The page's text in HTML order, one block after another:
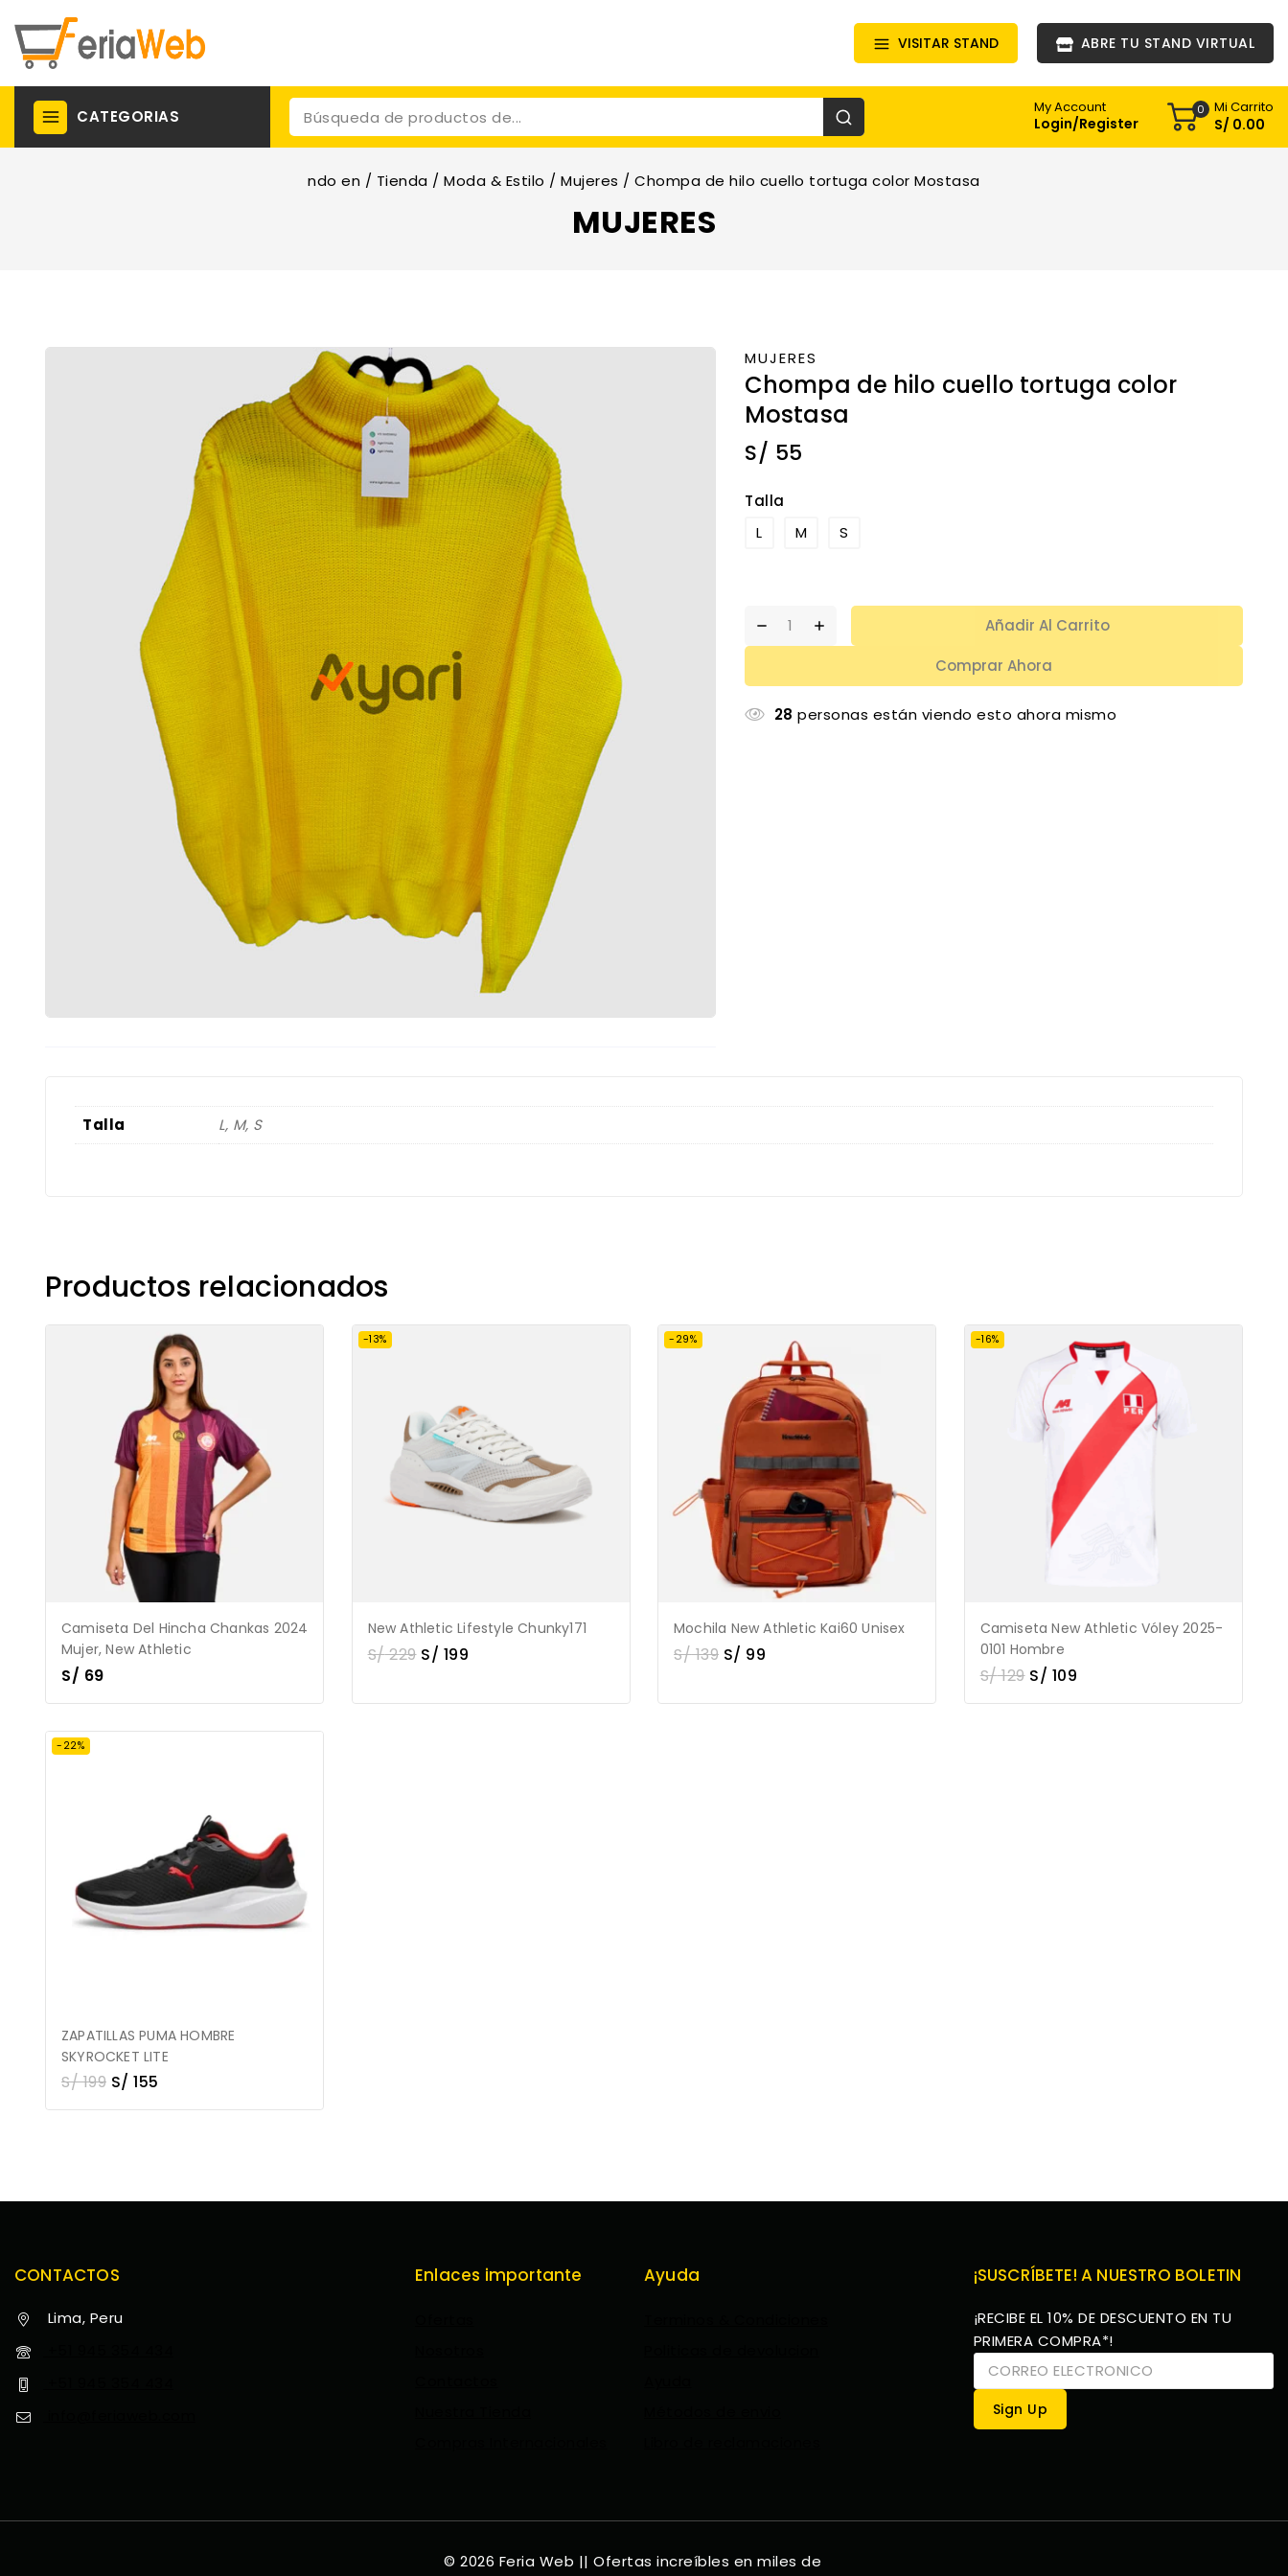
VISITAR STAND ABRE TU STAND VIRTUAL
CATEGORIAS My Account
Login/Register
0 Mi Carrito
S/ 0.00
ndo en / Tienda / Moda & Estilo / Mujeres / Chompa de hilo cuello tortuga color Mostasa
MUJERES
MUJERES
Chompa de hilo cuello tortuga color
Mostasa
S/ 55
Talla
L
M S
Añadir Al Carrito
Comprar Ahora
28 personas están viendo esto ahora mismo
Talla L, M, S
Productos relacionados
Camiseta Del Hincha Chankas 2024
Mujer, New Athletic
S/ 69
-13%
New Athletic Lifestyle Chunky171
S/229 S/ 199
-29%
Mochila New Athletic Kai60 Unisex
S/139 S/ 99
-16%
Camiseta New Athletic Vóley 2025-
0101 Hombre
S/129 S/ 109
-22%
ZAPATILLAS PUMA HOMBRE
SKYROCKET LITE
S/199 S/ 155
CONTACTOS
Lima, Peru
Enlaces importante Ayuda ¡SUSCRÍBETE! A NUESTRO BOLETIN
¡RECIBE EL 10% DE DESCUENTO EN TU
PRIMERA COMPRA*!
© 2026 Feria Web || Ofertas increíbles en miles de